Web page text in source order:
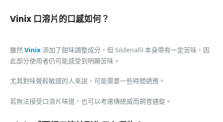
Vinix 口溶片的口感如何？
雖然Vinix添加了甜味調整成分，但 Sildenafil 本身帶有一定苦味，因
此部分使用者仍可能感受到明顯苦味。
尤其對味覺較敏感的人來說，可能需要一些時間適應。
若無法接受口溶片味道，也可以考慮傳統威而鋼普通錠。